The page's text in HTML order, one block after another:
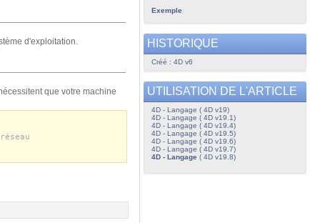
d'exploitation.
que votre machine
Exemple
HISTORIQUE
Créé : 4D v6
UTILISATION DE L'ARTICLE
4D - Langage ( 4D v19)
4D - Langage ( 4D v19.1)
4D - Langage ( 4D v19.4)
4D - Langage ( 4D v19.5)
4D - Langage ( 4D v19.6)
4D - Langage ( 4D v19.7)
4D - Langage( 4D v19.8)